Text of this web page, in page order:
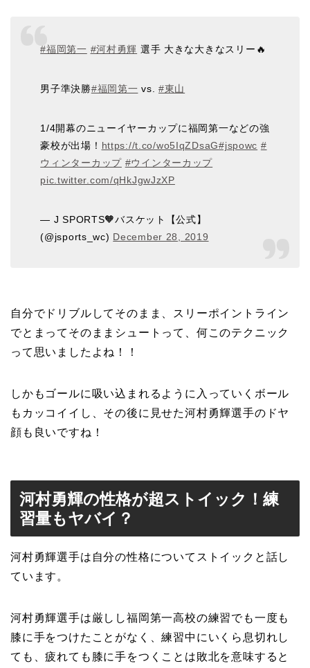
#福岡第一 #河村勇輝 選手 大きな大きなスリー🔥
男子準決勝#福岡第一 vs.#東山
1/4開幕のニューイヤーカップに福岡第一などの強
豪校が出場！ https://t.co/wo5IqZDsaG#jspowc #
ウィンターカップ #ウインターカップ
pic.twitter.com/qHkJgwJzXP
— J SPORTS🧡バスケット【公式】
(@jsports_wc) December 28, 2019
自分でドリブルしてそのまま、スリーポイントライン
でとまってそのままシュートって、何このテクニック
って思いましたよね！！
しかもゴールに吸い込まれるように入っていくボール
もカッコイイし、その後に見せた河村勇輝選手のドヤ
顔も良いですね！
河村勇輝の性格が超ストイック！練
習量もヤバイ？
河村勇輝選手は自分の性格についてストイックと話し
ています。
河村勇輝選手は厳しし福岡第一高校の練習でも一度も
膝に手をつけたことがなく、練習中にいくら息切れし
ても、疲れても膝に手をつくことは敗北を意味すると